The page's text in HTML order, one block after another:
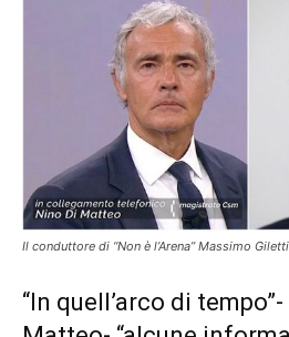
Il conduttore di “Non è l’Arena” Massimo
“In quell’arco di